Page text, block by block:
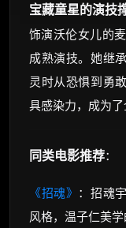
宝藏童星的演技
饰演沃伦女儿的
成熟演技。她继
灵时从恐惧到勇
具感染力，成为了
同类电影推荐：
《招魂》 ：招魂
风格，温子仁美学